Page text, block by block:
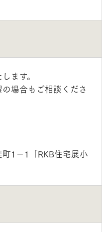
ます。
場合もご相談くださ
1－1「RKB住宅展小